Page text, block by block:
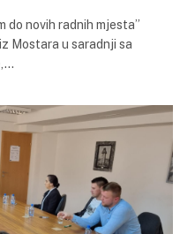
do novih radnih mjesta”
Mostara u saradnji sa